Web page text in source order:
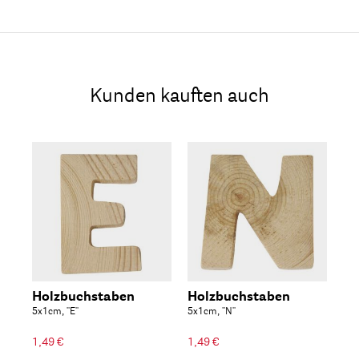
Kunden kauften auch
Holzbuchstaben
5x1cm, ''E''
1,49 €
Holzbuchstaben
5x1cm, ''N''
1,49 €